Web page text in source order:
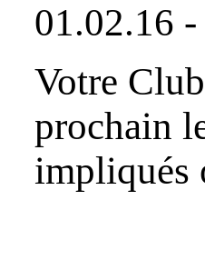
01.02.16 -
Votre
prochain
impliqués